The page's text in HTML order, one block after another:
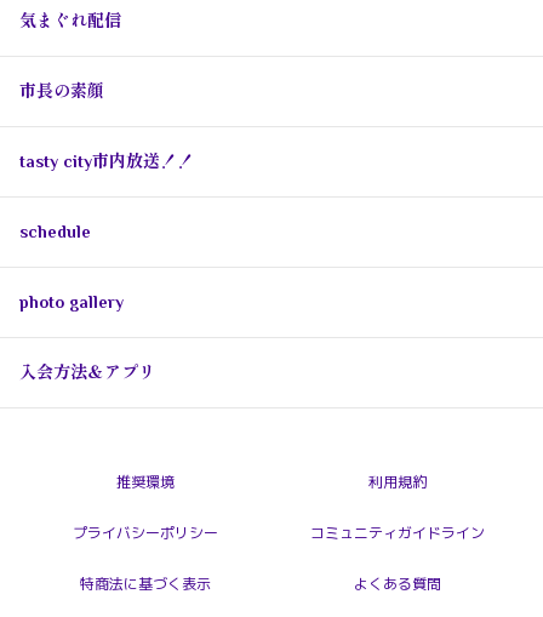
気まぐれ配信
市長の素顔
tasty city市内放送！！
schedule
photo gallery
入会方法＆アプリ
推奨環境 利用規約
プライバシーポリシー コミュニティガイドライン
特商法に基づく表示 よくある質問